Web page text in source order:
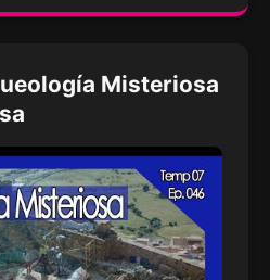
Misteriosa